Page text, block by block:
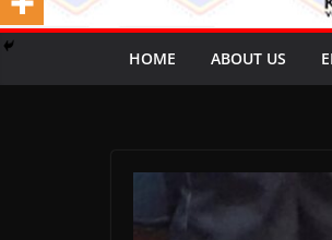
HOME ABOUT US